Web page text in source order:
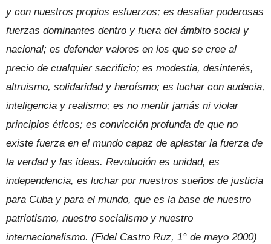
y con nuestros propios esfuerzos; es desafiar poderosas
fuerzas dominantes dentro y fuera del ámbito social y
nacional; es defender valores en los que se cree al
precio de cualquier sacrificio; es modestia, desinterés,
altruismo, solidaridad y heroísmo; es luchar con audacia,
inteligencia y realismo; es no mentir jamás ni violar
principios éticos; es convicción profunda de que no
existe fuerza en el mundo capaz de aplastar la fuerza de
la verdad y las ideas. Revolución es unidad, es
independencia, es luchar por nuestros sueños de justicia
para Cuba y para el mundo, que es la base de nuestro
patriotismo, nuestro socialismo y nuestro
internacionalismo. (Fidel Castro Ruz, 1° de mayo 2000)